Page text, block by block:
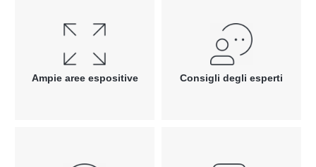
Ampie aree espositive Consigli degli esperti